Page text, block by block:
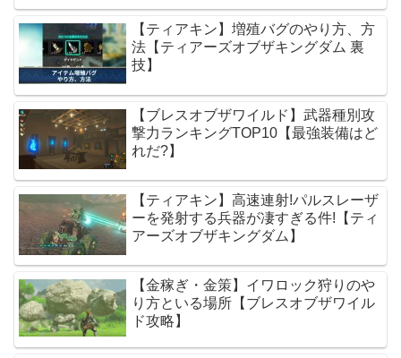
【ティアキン】増殖バグのやり方、方
法【ティアーズオブザキングダム 裏
技】
【ブレスオブザワイルド】武器種別攻
撃力ランキングTOP10【最強装備はど
れだ?】
【ティアキン】高速連射!パルスレーザ
ーを発射する兵器が凄すぎる件!【ティ
アーズオブザキングダム】
【金稼ぎ・金策】イワロック狩りのや
り方といる場所【ブレスオブザワイル
ド攻略】